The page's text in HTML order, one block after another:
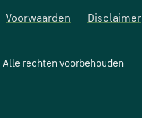
Voorwaarden Disclaimer
| Alle rechten voorbehouden